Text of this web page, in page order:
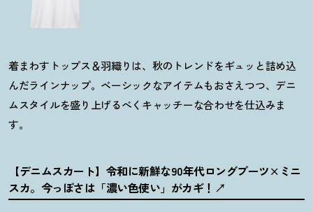
着まわすトップス＆羽織りは、秋のトレンドをギュッと詰め込
んだラインナップ。ベーシックなアイテムもおさえつつ、デニ
ムスタイルを盛り上げるべくキャッチーな合わせを仕込みま
す。
【デニムスカート】令和に新鮮な90年代ロングブーツ×ミニ
スカ。今っぽさは「濃い色使い」がカギ！